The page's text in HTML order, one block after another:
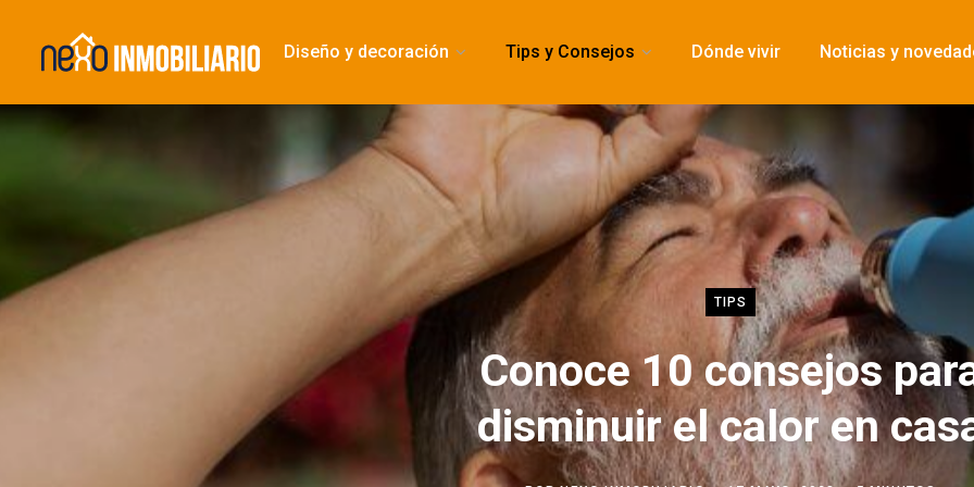
Diseño y decoración Tips y Consejos Dónde vivir Noticias y
TIPS
Conoce 10 consejos
disminuir el calor en